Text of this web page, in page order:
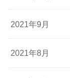
2021年9月
2021年8月